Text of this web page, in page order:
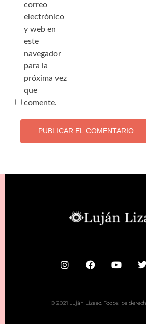
correo
electrónico
y web en
este
navegador
para la
próxima vez
que
comente.
© 2021 Luján Lizaso. Todos los